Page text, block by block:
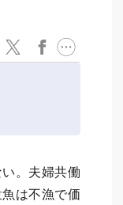
。夫婦共働
は不漁で価